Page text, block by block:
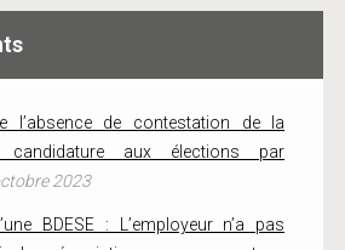
l’absence de contestation de la
candidature aux élections par
2023
BDESE : L’employeur n’a pas